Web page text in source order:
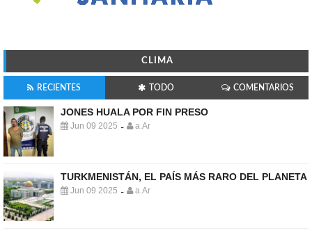
CLIMA
RECIENTES TODO COMENTARIOS
JONES HUALA POR FIN PRESO
Jun 09 2025 - a.Ar
TURKMENISTÁN, EL PAÍS MÁS RARO DEL PLANETA
Jun 09 2025 - a.Ar